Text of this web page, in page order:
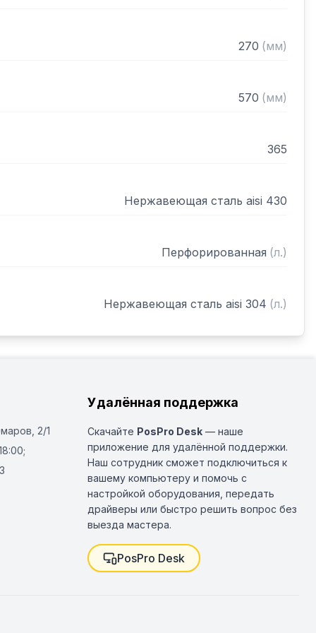
270 (мм)
570 (мм)
365
Нержавеющая сталь aisi 430
Перфорированная (л.)
Нержавеющая сталь aisi 304 (л.)
2/1
Удалённая поддержка
Скачайте PosPro Desk — наше
приложение для удалённой поддержки.
Наш сотрудник сможет подключиться к
вашему компьютеру и помочь с
настройкой оборудования, передать
драйверы или быстро решить вопрос без
выезда мастера.
PosPro Desk